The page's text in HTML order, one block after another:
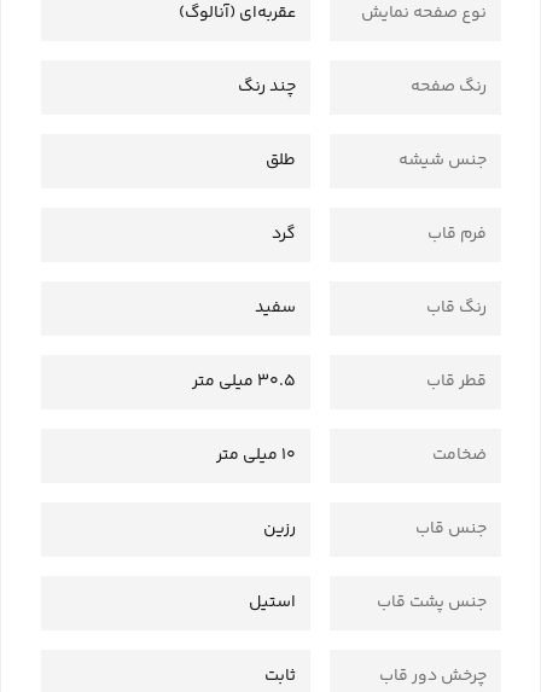
نوع صفحه نمایش عقربه‌ای (آنالوگ)
رنگ صفحه چند رنگ
جنس شیشه طلق
فرم قاب گرد
رنگ قاب سفید
قطر قاب 30.5 میلی متر
ضخامت 10 میلی متر
جنس قاب رزین
جنس پشت قاب استیل
چرخش دور قاب ثابت